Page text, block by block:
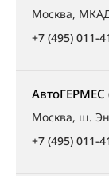
Москва,
+7 (495) 011-
АвтоГЕРМЕС
Москва, ш.
+7 (495) 011-